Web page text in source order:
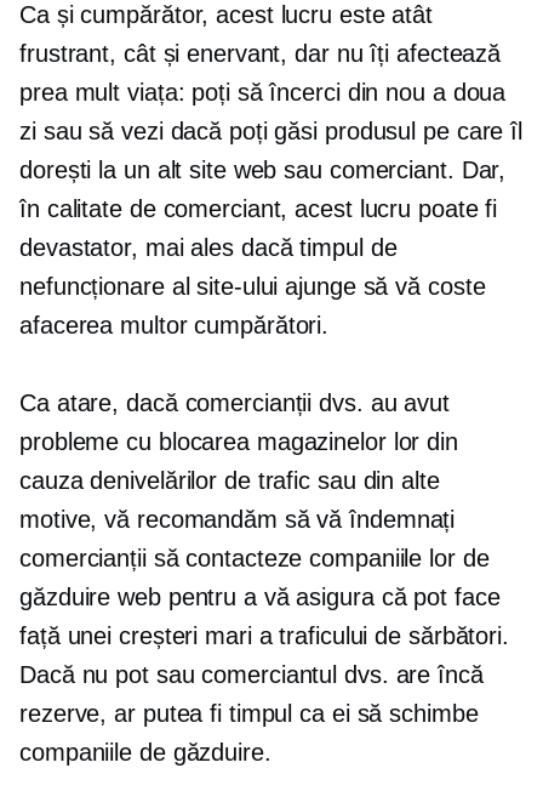
Ca și cumpărător, acest lucru este atât
frustrant, cât și enervant, dar nu îți afectează
prea mult viața: poți să încerci din nou a doua
zi sau să vezi dacă poți găsi produsul pe care îl
dorești la un alt site web sau comerciant. Dar,
în calitate de comerciant, acest lucru poate fi
devastator, mai ales dacă timpul de
nefuncționare al site-ului ajunge să vă coste
afacerea multor cumpărători.
Ca atare, dacă comercianții dvs. au avut
probleme cu blocarea magazinelor lor din
cauza denivelărilor de trafic sau din alte
motive, vă recomandăm să vă îndemnați
comercianții să contacteze companiile lor de
găzduire web pentru a vă asigura că pot face
față unei creșteri mari a traficului de sărbători.
Dacă nu pot sau comerciantul dvs. are încă
rezerve, ar putea fi timpul ca ei să schimbe
companiile de găzduire.